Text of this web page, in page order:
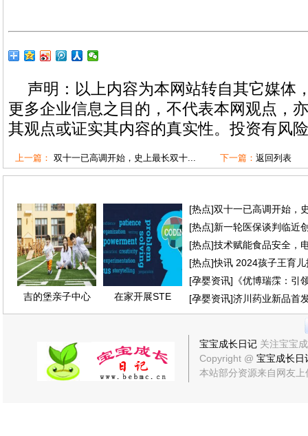
声明：以上内容为本网站转自其它媒体
更多企业信息之目的，不代表本网观点，
其观点或证实其内容的真实性。投资有风
上一篇： 双十一已高调开始，史上最长双十... 下一篇： 返回列表
吉的堡亲子中心 在家开展STE
[热点]双十一已高调开始，
[热点]新一轮医保谈判临近
[热点]技术赋能食品安全，
[热点]快讯 2024孩子王育
[孕婴资讯] 《优博瑞霂：引
[孕婴资讯]济川药业新品首
宝宝成长日记 关注宝宝
Copyright @ 宝宝成长日
本站部分资源来自网友